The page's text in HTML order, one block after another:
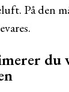
På den
du